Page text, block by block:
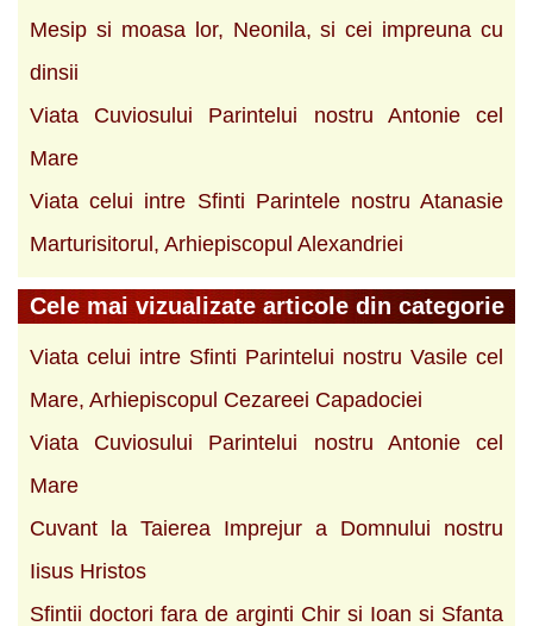
Mesip si moasa lor, Neonila, si cei impreuna cu
dinsii
Viata Cuviosului Parintelui nostru Antonie cel
Mare
Viata celui intre Sfinti Parintele nostru Atanasie
Marturisitorul, Arhiepiscopul Alexandriei
Cele mai vizualizate articole din categorie
Viata celui intre Sfinti Parintelui nostru Vasile cel
Mare, Arhiepiscopul Cezareei Capadociei
Viata Cuviosului Parintelui nostru Antonie cel
Mare
Cuvant la Taierea Imprejur a Domnului nostru
Iisus Hristos
Sfintii doctori fara de arginti Chir si Ioan si Sfanta